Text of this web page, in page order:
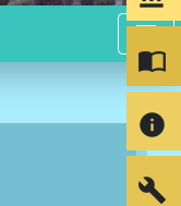
menu
import_contacts
info
build